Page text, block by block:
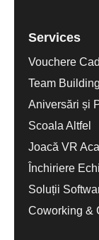
Services
Vouchere
Team Building
Aniversări și
Scoala Altfel
Joacă VR
Închiriere
Soluții
Coworking &